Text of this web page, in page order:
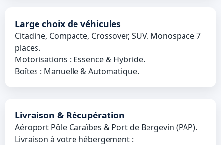
Large choix de véhicules
Citadine, Compacte, Crossover, SUV, Monospace 7
places.
Motorisations : Essence & Hybride.
Boîtes : Manuelle & Automatique.
Livraison & Récupération
Aéroport Pôle Caraïbes & Port de Bergevin (PAP).
Livraison à votre hébergement :